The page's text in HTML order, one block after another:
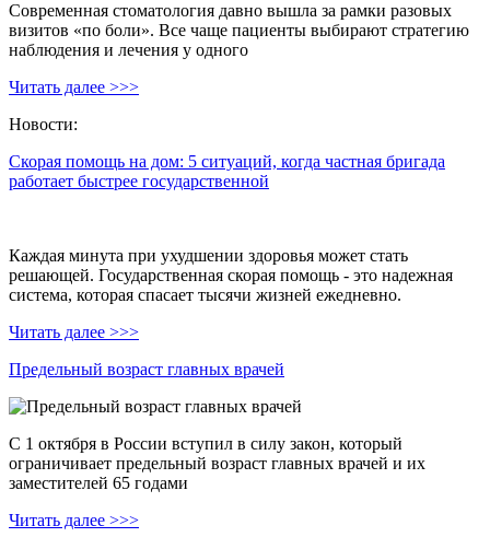
Современная стоматология давно вышла за рамки разовых
визитов «по боли». Все чаще пациенты выбирают стратегию
наблюдения и лечения у одного
Читать далее >>>
Новости:
Скорая помощь на дом: 5 ситуаций, когда частная бригада
работает быстрее государственной
Каждая минута при ухудшении здоровья может стать
решающей. Государственная скорая помощь - это надежная
система, которая спасает тысячи жизней ежедневно.
Читать далее >>>
Предельный возраст главных врачей
С 1 октября в России вступил в силу закон, который
ограничивает предельный возраст главных врачей и их
заместителей 65 годами
Читать далее >>>